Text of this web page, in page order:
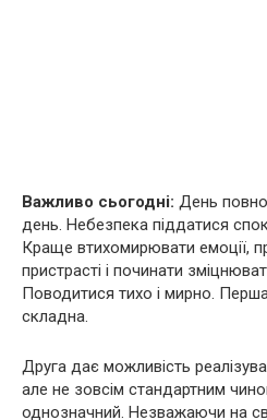
Важливо сьогодні: День
день. Небезпека піддатися
Краще втихомирювати емоції,
пристрасті і починати
Поводитися тихо і мирно.
складна.
Друга дає можливість
але не зовсім стандартним
однозначний. Незважаючи на